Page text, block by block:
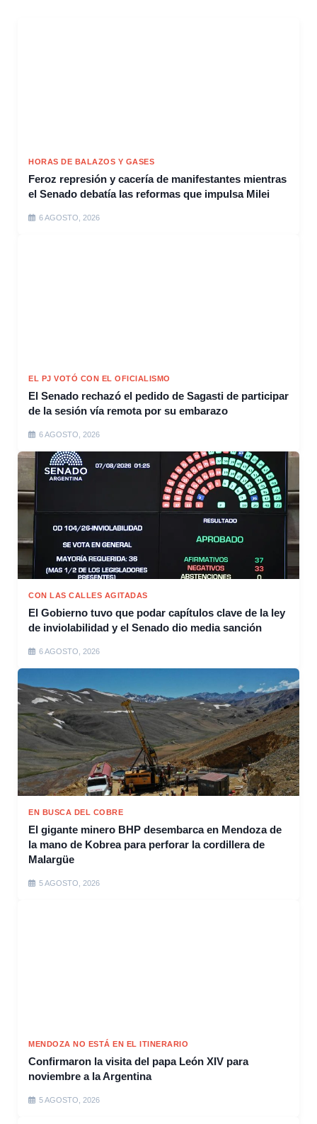
HORAS DE BALAZOS Y GASES
Feroz represión y cacería de manifestantes mientras
el Senado debatía las reformas que impulsa Milei
6 AGOSTO, 2026
EL PJ VOTÓ CON EL OFICIALISMO
El Senado rechazó el pedido de Sagasti de participar
de la sesión vía remota por su embarazo
6 AGOSTO, 2026
CON LAS CALLES AGITADAS
El Gobierno tuvo que podar capítulos clave de la ley
de inviolabilidad y el Senado dio media sanción
6 AGOSTO, 2026
EN BUSCA DEL COBRE
El gigante minero BHP desembarca en Mendoza de
la mano de Kobrea para perforar la cordillera de
Malargüe
5 AGOSTO, 2026
MENDOZA NO ESTÁ EN EL ITINERARIO
Confirmaron la visita del papa León XIV para
noviembre a la Argentina
5 AGOSTO, 2026